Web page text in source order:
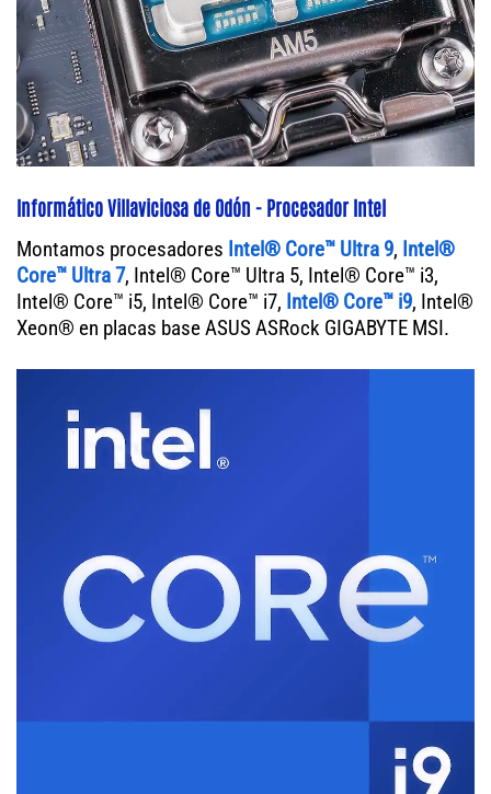
Informático Villaviciosa de Odón - Procesador Intel
Montamos procesadores Intel® Core™ Ultra 9, Intel®
Core™ Ultra 7, Intel® Core™ Ultra 5, Intel® Core™ i3,
Intel® Core™ i5, Intel® Core™ i7, Intel® Core™ i9, Intel®
Xeon® en placas base ASUS ASRock GIGABYTE MSI.